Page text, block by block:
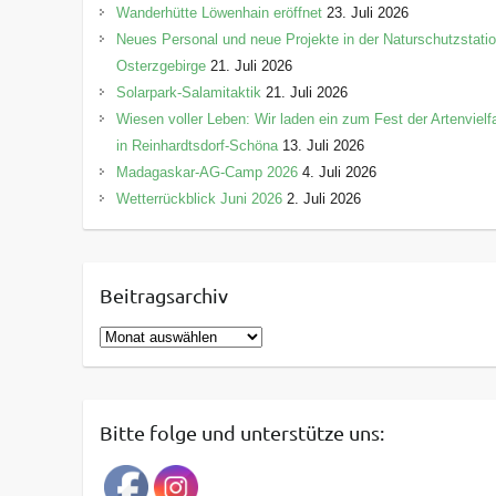
Wanderhütte Löwenhain eröffnet 23. Juli 2026
Neues Personal und neue Projekte in der
Osterzgebirge 21. Juli 2026
Solarpark-Salamitaktik 21. Juli 2026
Wiesen voller Leben: Wir laden ein zum Fest der
in Reinhardtsdorf-Schöna 13. Juli 2026
Madagaskar-AG-Camp 2026 4. Juli 2026
Wetterrückblick Juni 2026 2. Juli 2026
Beitragsarchiv
B
e
rBitte folge und unterstütze uns: